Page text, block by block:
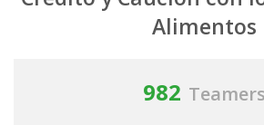
Alimentos
982 Teamers